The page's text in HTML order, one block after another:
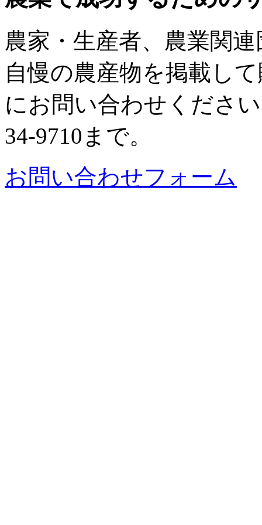
農家・生産者、農業関
自慢の農産物を掲載し
にお問い合わせくださ
34-9710まで。
お問い合わせフォーム